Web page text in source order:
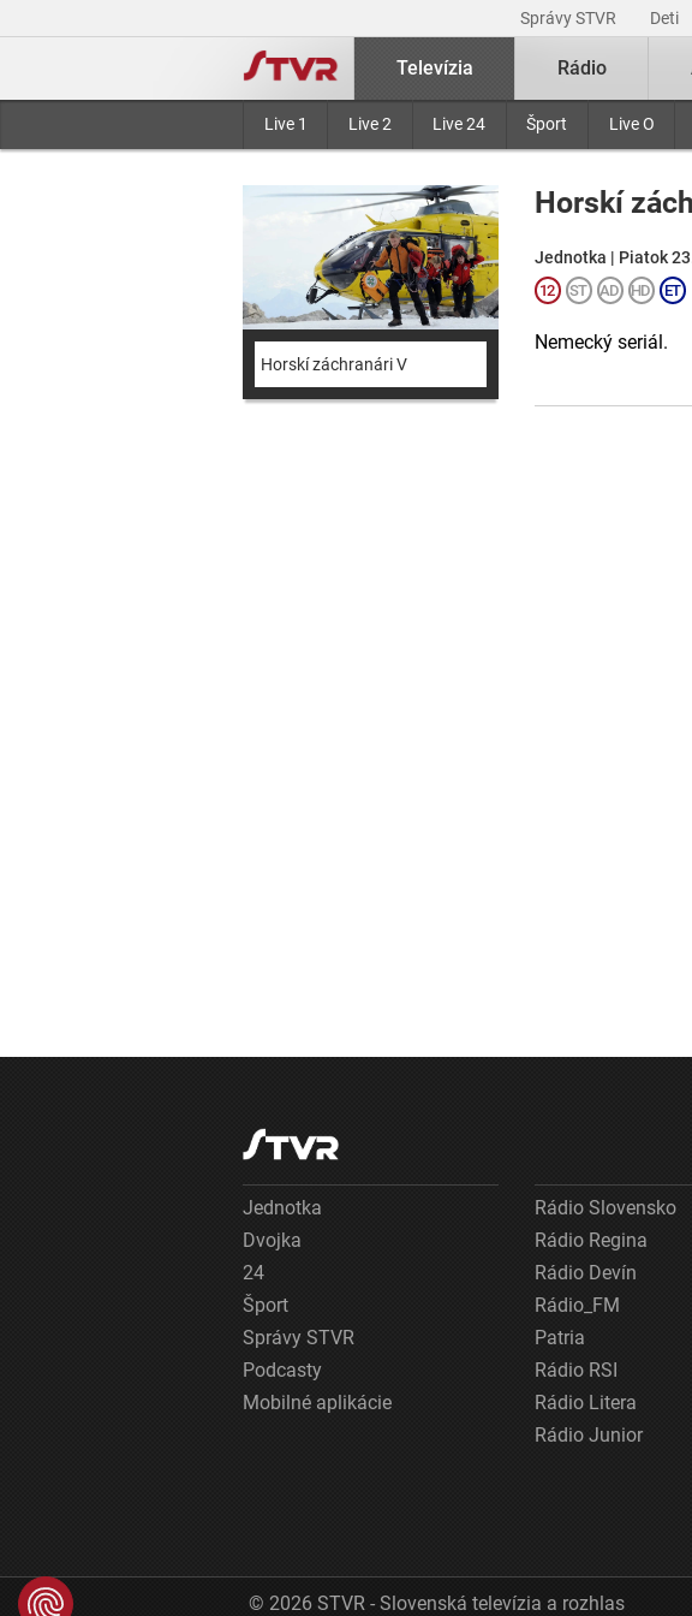
Správy STVR Deti
Televízia
Live 1 Live 2 Live 24 Šport Live O
Rádio
Horskí záchranári V
Horskí
Jednotka | Piatok
Nemecký seriál.
Jednotka
Dvojka
24
Šport
Správy STVR
Podcasty
Mobilné aplikácie
Rádio Slovensko
Rádio Regina
Rádio Devín
Rádio_FM
Patria
Rádio RSI
Rádio Litera
Rádio Junior
© 2026 STVR - Slovenská televízia a rozhlas